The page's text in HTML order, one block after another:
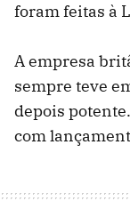
foram feitas à
A empresa
sempre teve
depois
com